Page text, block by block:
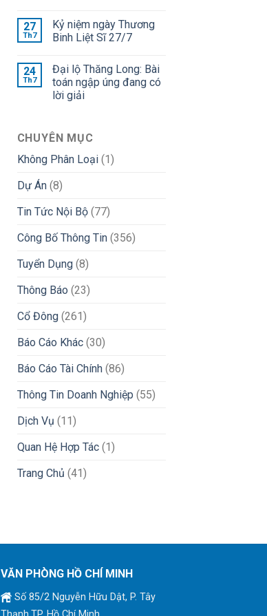
27
Th7
Kỷ niệm ngày Thương
Binh Liệt Sĩ 27/7
24
Th7
Đại lộ Thăng Long: Bài
toán ngập úng đang có
lời giải
CHUYÊN MỤC
Không Phân Loại(1)
Dự Án(8)
Tin Tức Nội Bộ(77)
Công Bố Thông Tin(356)
Tuyển Dụng(8)
Thông Báo (23)
Cổ Đông(261)
Báo Cáo Khác(30)
Báo Cáo Tài Chính(86)
Thông Tin Doanh Nghiệp (55)
Dịch Vụ (11)
Quan Hệ Hợp Tác(1)
Trang Chủ (41)
VĂN PHÒNG HỒ CHÍ MINH
Số 85/2 Nguyễn Hữu Dật, P. Tây